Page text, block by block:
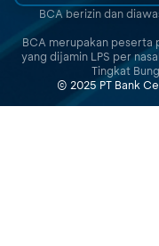
BCA berizin dan
BCA merupakan peserta
yang dijamin LPS per
Tingkat
© 2025 PT Bank